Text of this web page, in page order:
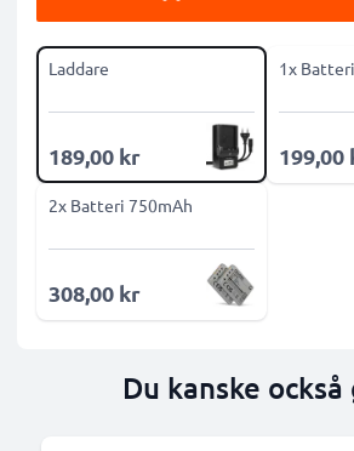
Laddare
189,00 kr
1x
199,00
2x Batteri 750mAh
308,00 kr
Du kanske